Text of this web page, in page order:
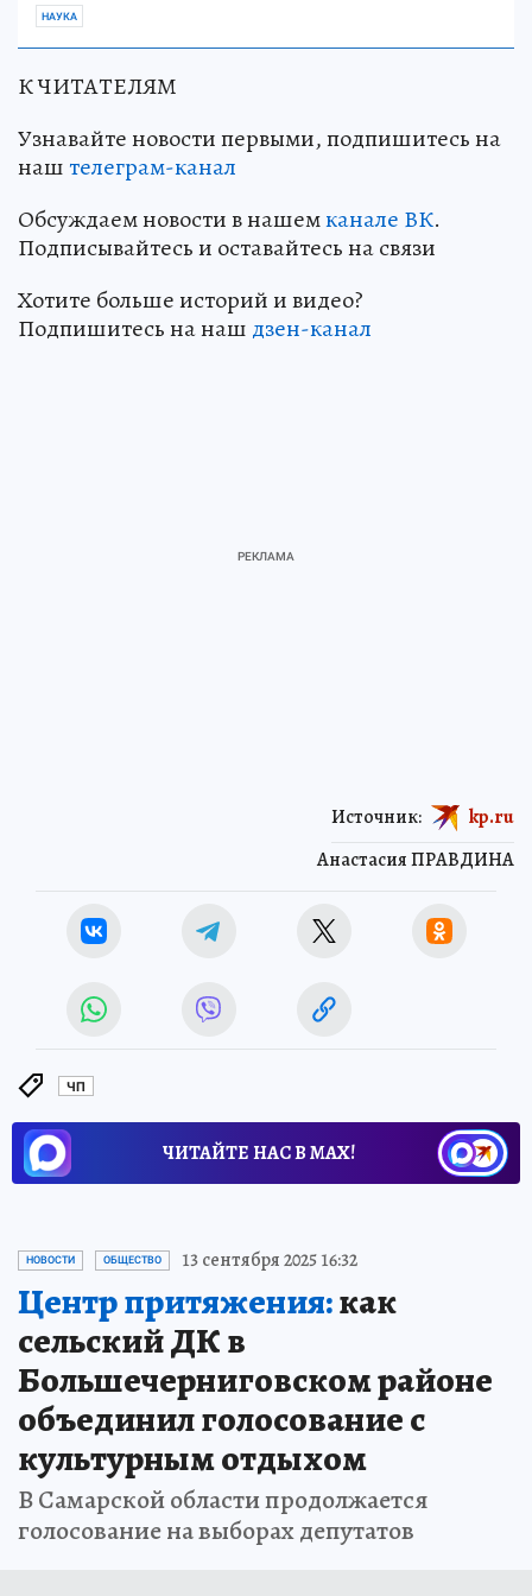
НАУКА
К ЧИТАТЕЛЯМ
Узнавайте новости первыми, подпишитесь на
наштелеграм-канал
Обсуждаем новости в нашемканале ВК.
Подписывайтесь и оставайтесь на связи
Хотите больше историй и видео?
Подпишитесь на наш дзен-канал
Анастасия ПРАВДИНА
Источник: kp.ru
ЧП
ЧИТАЙТЕ НАС В МАХ!
НОВОСТИ ОБЩЕСТВО 13 сентября 2025 16:32
Центр притяжения:как
сельский ДК в
Большечерниговском районе
объединил голосование с
культурным отдыхом
В Самарской области продолжается
голосование на выборах депутатов